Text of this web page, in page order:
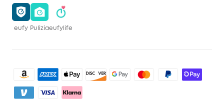
eufy Puliziaeufylife